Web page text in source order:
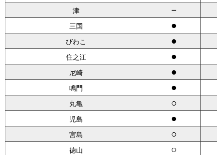
津 －
三国 ●
びわこ ●
住之江 ●
尼崎 ●
鳴門 ●
丸亀 ○
児島 ●
宮島 ○
徳山 ○